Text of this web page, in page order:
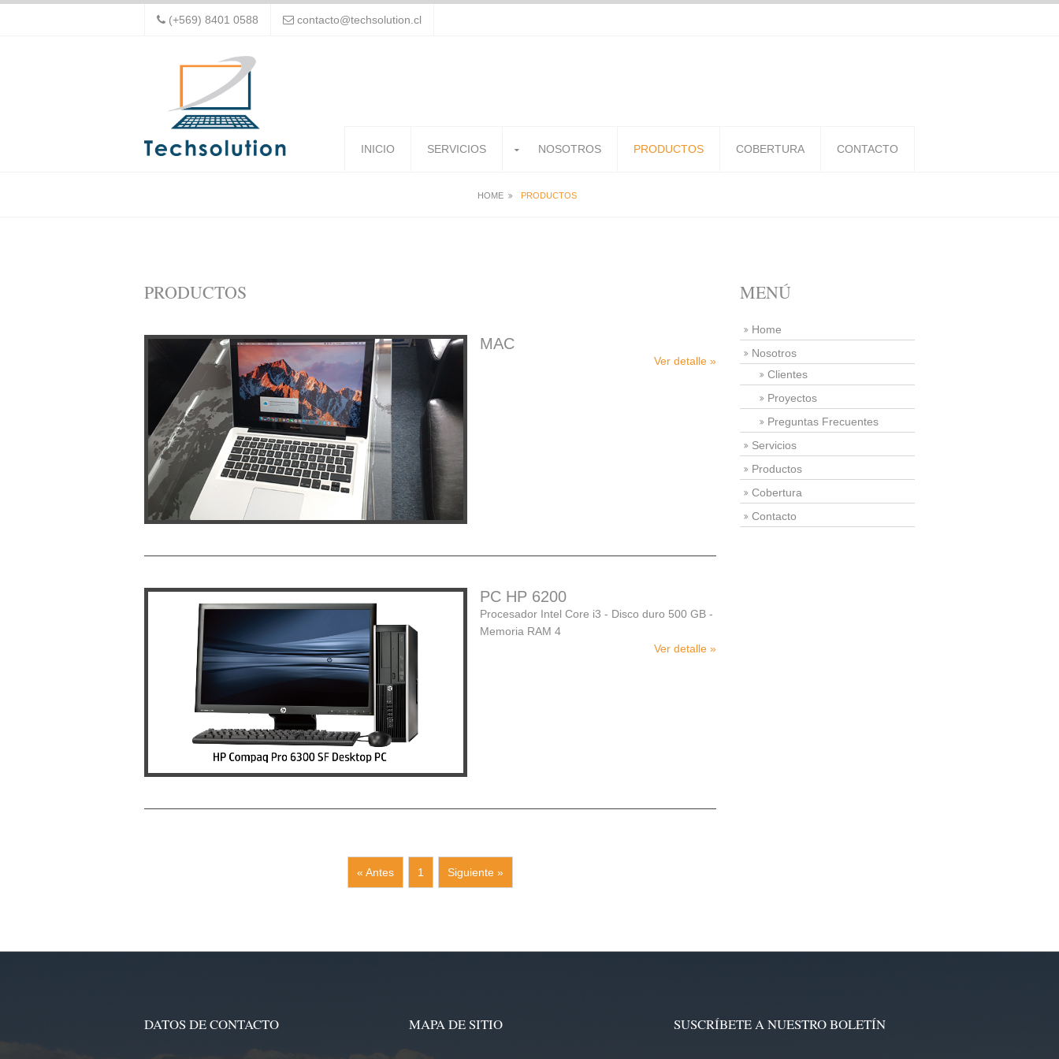
(+569) 8401 0588 contacto@techsolution.cl
INICIO SERVICIOS NOSOTROS PRODUCTOS COBERTURA CONTACTO
HOME PRODUCTOS
PRODUCTOS
MAC
Ver detalle »
PC HP 6200
Procesador Intel Core i3 - Disco duro 500 GB -
Memoria RAM 4
Ver detalle »
« Antes 1 Siguiente »
MENÚ
Home
Nosotros
Clientes
Proyectos
Preguntas Frecuentes
Servicios
Productos
Cobertura
Contacto
DATOS DE CONTACTO MAPA DE SITIO SUSCRÍBETE A NUESTRO BOLETÍN